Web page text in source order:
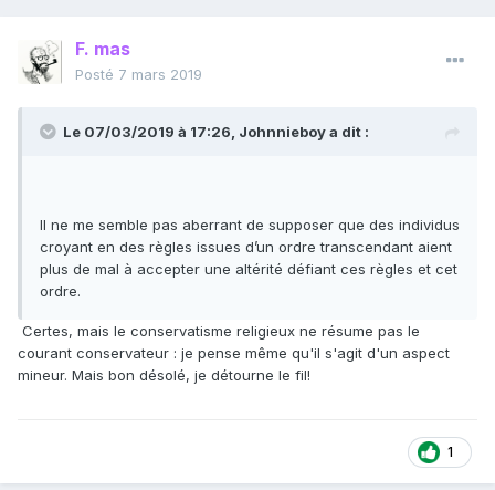
F. mas
Posté 7 mars 2019
Le 07/03/2019 à 17:26, Johnnieboya dit :
Il ne me semble pas aberrant de supposer que des individus
croyant en des règles issues d’un ordre transcendant aient
plus de mal à accepter une altérité défiant ces règles et cet
ordre.
Certes, mais le conservatisme religieux ne résume pas le
courant conservateur : je pense même qu'il s'agit d'un aspect
mineur. Mais bon désolé, je détourne le fil!
1